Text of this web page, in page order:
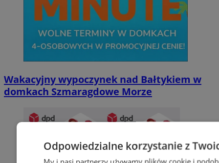
Wakacyjny wypoczynek nad Bałtykiem w
domkach Szmaragdowe Morze
Odpowiedzialne korzystanie z
My i nasi partnerzy używamy plików cookie i